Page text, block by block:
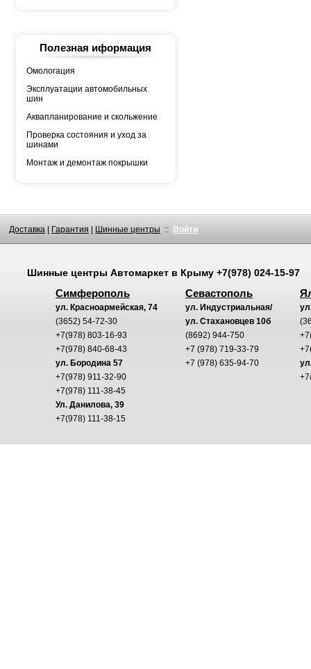
Росава
Полезная иформация
Омологация
Эксплуатации автомобильных
шин
Аквапланирование и скольжение
Проверка состояния и уход за
шинами
Монтаж и демонтаж покрышки
Доставка Гарантия Шинные центры :: Войти
Шинные центры Автомаркетв Крыму +7(978) 024-15-97
Симферополь
ул. Красноармейская, 74
(3652) 54-72-30
+7(978) 803-16-93
+7(978) 840-68-43
ул. Бородина 57
+7(978) 911-32-90
+7(978) 111-38-45
Ул. Данилова, 39
+7(978) 111-38-15
Севастополь
ул. Индустриальная/
ул. Стахановцев 10б
(8692) 944-750
+7 (978) 719-33-79
+7 (978) 635-94-70